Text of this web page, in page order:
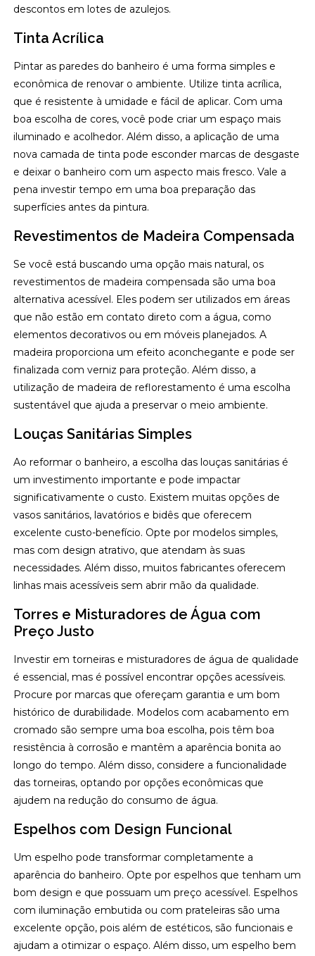
descontos em lotes de azulejos.
Tinta Acrílica
Pintar as paredes do banheiro é uma forma simples e
econômica de renovar o ambiente. Utilize tinta acrílica,
que é resistente à umidade e fácil de aplicar. Com uma
boa escolha de cores, você pode criar um espaço mais
iluminado e acolhedor. Além disso, a aplicação de uma
nova camada de tinta pode esconder marcas de desgaste
e deixar o banheiro com um aspecto mais fresco. Vale a
pena investir tempo em uma boa preparação das
superfícies antes da pintura.
Revestimentos de Madeira Compensada
Se você está buscando uma opção mais natural, os
revestimentos de madeira compensada são uma boa
alternativa acessível. Eles podem ser utilizados em áreas
que não estão em contato direto com a água, como
elementos decorativos ou em móveis planejados. A
madeira proporciona um efeito aconchegante e pode ser
finalizada com verniz para proteção. Além disso, a
utilização de madeira de reflorestamento é uma escolha
sustentável que ajuda a preservar o meio ambiente.
Louças Sanitárias Simples
Ao reformar o banheiro, a escolha das louças sanitárias é
um investimento importante e pode impactar
significativamente o custo. Existem muitas opções de
vasos sanitários, lavatórios e bidês que oferecem
excelente custo-benefício. Opte por modelos simples,
mas com design atrativo, que atendam às suas
necessidades. Além disso, muitos fabricantes oferecem
linhas mais acessíveis sem abrir mão da qualidade.
Torres e Misturadores de Água com
Preço Justo
Investir em torneiras e misturadores de água de qualidade
é essencial, mas é possível encontrar opções acessíveis.
Procure por marcas que ofereçam garantia e um bom
histórico de durabilidade. Modelos com acabamento em
cromado são sempre uma boa escolha, pois têm boa
resistência à corrosão e mantêm a aparência bonita ao
longo do tempo. Além disso, considere a funcionalidade
das torneiras, optando por opções econômicas que
ajudem na redução do consumo de água.
Espelhos com Design Funcional
Um espelho pode transformar completamente a
aparência do banheiro. Opte por espelhos que tenham um
bom design e que possuam um preço acessível. Espelhos
com iluminação embutida ou com prateleiras são uma
excelente opção, pois além de estéticos, são funcionais e
ajudam a otimizar o espaço. Além disso, um espelho bem